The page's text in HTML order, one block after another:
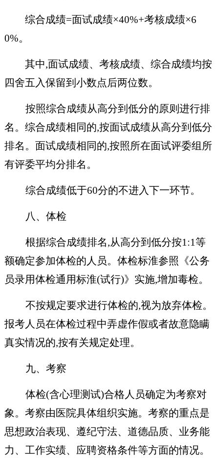
综合成绩=面试成绩×40%+考核成绩×6
0%。
其中,面试成绩、考核成绩、综合成绩均按
四舍五入保留到小数点后两位数。
按照综合成绩从高分到低分的原则进行排
名。综合成绩相同的,按面试成绩从高分到低分
排名。面试成绩相同的,按照所在面试评委组所
有评委平均分排名。
综合成绩低于60分的不进入下一环节。
八、体检
根据综合成绩排名,从高分到低分按1:1等
额确定参加体检的人员。体检标淮参照《公务
员录用体检通用标淮(试行)》实施,增加毒检。
不按规定要求进行体检的,视为放弃体检。
报考人员在体检过程中弄虚作假或者故意隐瞒
真实情况的,按有关规定处理。
九、考察
体检(含心理测试)合格人员确定为考察对
象。考察由医院具体组织实施。考察的重点是
思想政治表现、遵纪守法、道德品质、业务能
力、工作实绩、应聘资格条件等方面的情况。